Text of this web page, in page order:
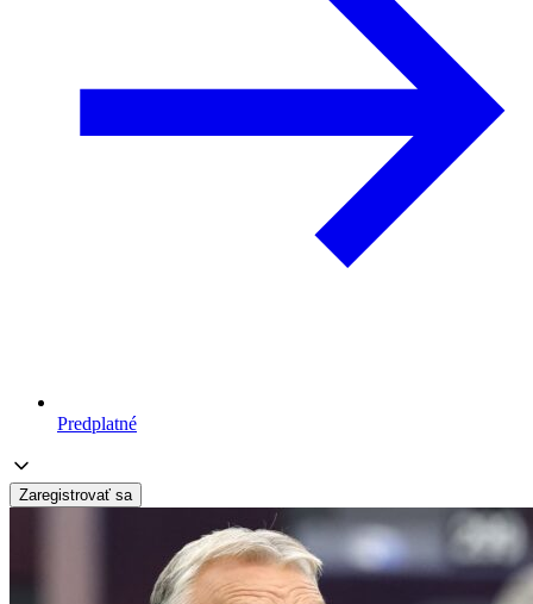
Predplatné
Zaregistrovať sa